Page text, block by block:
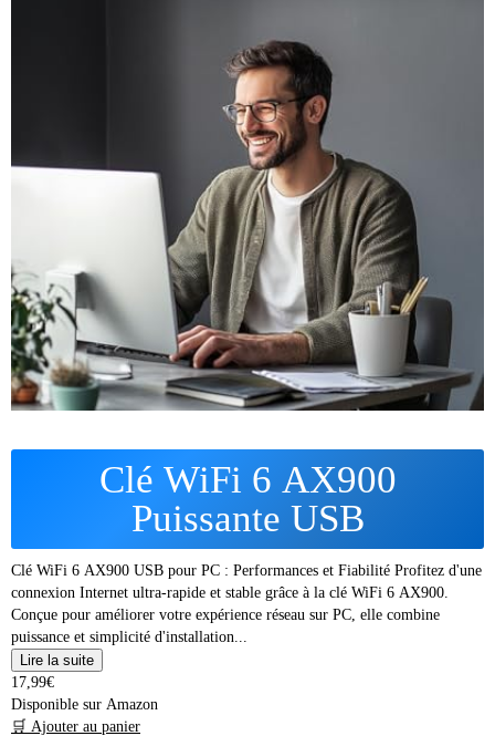
Clé WiFi 6 AX900
Puissante USB
Clé WiFi 6 AX900 USB pour PC : Performances et Fiabilité Profitez d'une
connexion Internet ultra-rapide et stable grâce à la clé WiFi 6 AX900.
Conçue pour améliorer votre expérience réseau sur PC, elle combine
puissance et simplicité d'installation...
Lire la suite
17,99€
Disponible sur Amazon
🛒 Ajouter au panier